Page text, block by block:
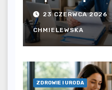
rozliczyć
dochodu?
23 CZERWCA 2026
CHMIELEWSKA
ZDROWIE I URODA